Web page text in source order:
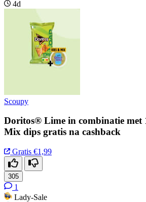
4d
Scoupy
Doritos® Lime in combinatie met
Mix dips gratis na cashback
Gratis €1,99
305
1
Lady-Sale